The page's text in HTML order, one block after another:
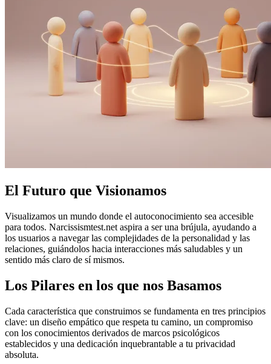
El Futuro que Visionamos
Visualizamos un mundo donde el autoconocimiento sea accesible
para todos. Narcissismtest.net aspira a ser una brújula, ayudando a
los usuarios a navegar las complejidades de la personalidad y las
relaciones, guiándolos hacia interacciones más saludables y un
sentido más claro de sí mismos.
Los Pilares en los que nos Basamos
Cada característica que construimos se fundamenta en tres principios
clave: un diseño empático que respeta tu camino, un compromiso
con los conocimientos derivados de marcos psicológicos
establecidos y una dedicación inquebrantable a tu privacidad
absoluta.